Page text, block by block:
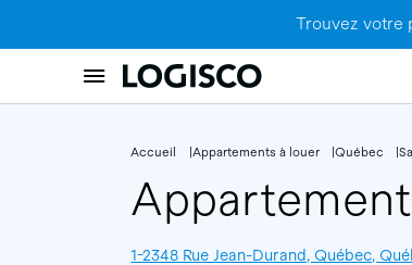
Trouvez votre
Accueil Appartements à louer Québec
Appartement
1-2348 Rue Jean-Durand, Québec,